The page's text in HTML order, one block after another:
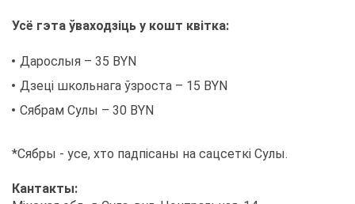
Усё гэта ўва­х­одзіць у ко­шт квітка:
Да­ро­слыя – 35 BYN
Дзеці школь­на­га ўзрос­та – 15 BYN
Сяб­рам Су­лы – 30 BYN
*Сяб­ры - усе, хто падпіса­ны на сац­сеткі Су­лы.
Кан­так­ты: